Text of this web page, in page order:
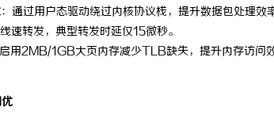
：通过用户态驱动绕过内核协议栈，提升数据包处理
速转发，典型转发时延仅15微秒。
用2MB/1GB大页内存减少TLB缺失，提升内存访问